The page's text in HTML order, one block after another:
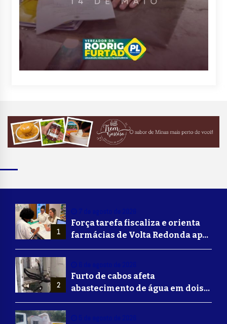
1
Força tarefa fiscaliza e orienta
farmácias de Volta Redonda após
alerta de falsificação de
2
Furto de cabos afeta
abastecimento de água em dois
bairros de Volta Redonda